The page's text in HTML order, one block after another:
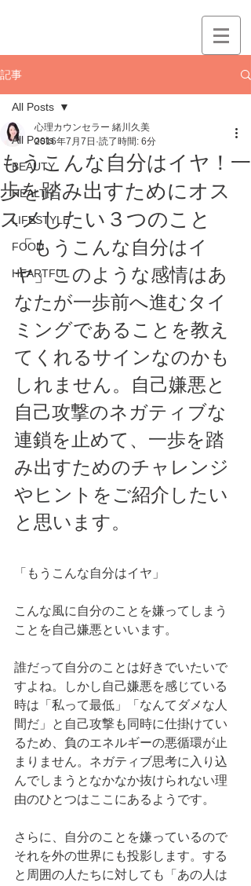
記事
All Posts
BEAUTY
HEALTH
LIFESTYLE
FOOD
HEARTFUL
All Posts
もうこんな自分はイヤ！一
歩を踏み出すためにオス
スメしたい３つのこと
心理カウンセラー 緒川久美
2016年7月7日 読了時間: 6分
「もうこんな自分はイ
ヤ」このような感情はあ
なたが一歩前へ進むタイ
ミングであることを教え
てくれるサインなのかも
しれません。自己嫌悪と
自己攻撃のネガティブな
連鎖を止めて、一歩を踏
み出すためのチャレンジ
やヒントをご紹介したい
と思います。
「もうこんな自分はイヤ」
こんな風に自分のことを嫌ってしまう
ことを自己嫌悪といいます。
誰だって自分のことは好きでいたいで
すよね。しかし自己嫌悪を感じている
時は「私って最低」「なんてダメな人
間だ」と自己攻撃も同時に仕掛けてい
るため、負のエネルギーの悪循環が止
まりません。ネガティブ思考に入り込
んでしまうとなかなか抜けられない理
由のひとつはここにあるようです。
さらに、自分のことを嫌っているので
それを外の世界にも投影します。する
と周囲の人たちに対しても「あの人は